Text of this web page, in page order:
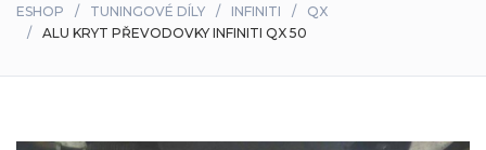
ESHOP TUNINGOVÉ DÍLY INFINITI
QX
ALU KRYT PŘEVODOVKY INFINITI QX 50